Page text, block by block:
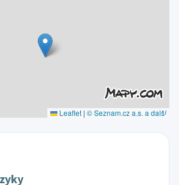
Leaflet | © Seznam.cz a.s. a další